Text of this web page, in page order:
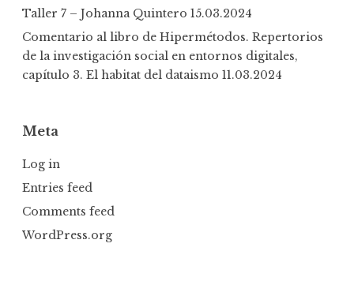
Taller 7 – Johanna Quintero 15.03.2024
Comentario al libro de Hipermétodos. Repertorios
de la investigación social en entornos digitales,
capítulo 3. El habitat del dataismo 11.03.2024
Meta
Log in
Entries feed
Comments feed
WordPress.org